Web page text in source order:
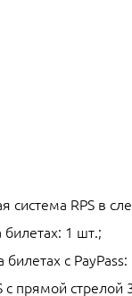
система RPS в
билетах: 1 шт.;
с
с прямой стрелой